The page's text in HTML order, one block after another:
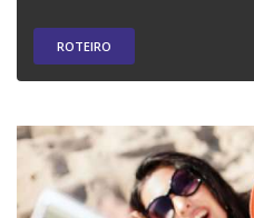
ROTEIRO